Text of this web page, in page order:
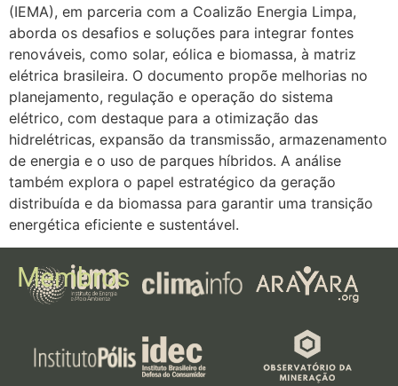
(IEMA), em parceria com a Coalizão Energia Limpa,
aborda os desafios e soluções para integrar fontes
renováveis, como solar, eólica e biomassa, à matriz
elétrica brasileira. O documento propõe melhorias no
planejamento, regulação e operação do sistema
elétrico, com destaque para a otimização das
hidrelétricas, expansão da transmissão, armazenamento
de energia e o uso de parques híbridos. A análise
também explora o papel estratégico da geração
distribuída e da biomassa para garantir uma transição
energética eficiente e sustentável.
Membros